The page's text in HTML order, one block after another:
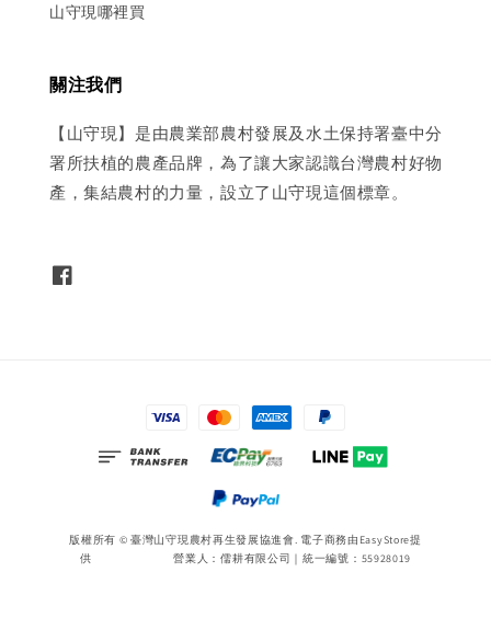
山守現哪裡買
關注我們
【山守現】是由農業部農村發展及水土保持署臺中分
署所扶植的農產品牌，為了讓大家認識台灣農村好物
產，集結農村的力量，設立了山守現這個標章。
版權所有 © 臺灣山守現農村再生發展協進會. 電子商務由 EasyStore提
供 營業人：儒耕有限公司｜統一編號：55928019